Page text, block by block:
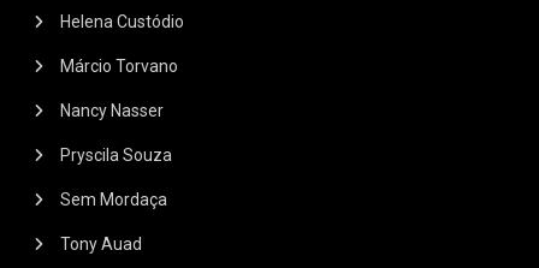
Helena Custódio
Márcio Torvano
Nancy Nasser
Pryscila Souza
Sem Mordaça
Tony Auad